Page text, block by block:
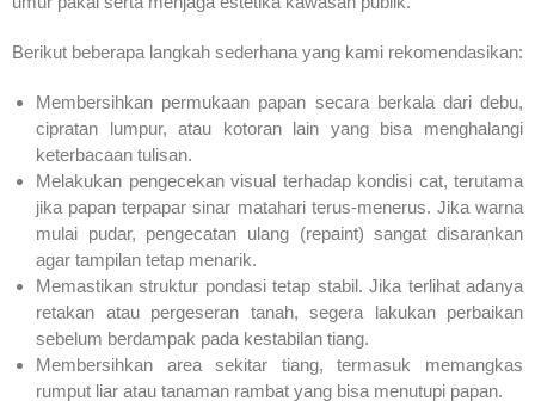
Berikut beberapa langkah sederhana yang kami rekomendasikan:
Membersihkan permukaan papan secara berkala dari debu,
cipratan lumpur, atau kotoran lain yang bisa menghalangi
keterbacaan tulisan.
Melakukan pengecekan visual terhadap kondisi cat, terutama
jika papan terpapar sinar matahari terus-menerus. Jika warna
mulai pudar, pengecatan ulang (repaint) sangat disarankan
agar tampilan tetap menarik.
Memastikan struktur pondasi tetap stabil. Jika terlihat adanya
retakan atau pergeseran tanah, segera lakukan perbaikan
sebelum berdampak pada kestabilan tiang.
Membersihkan area sekitar tiang, termasuk memangkas
rumput liar atau tanaman rambat yang bisa menutupi papan.